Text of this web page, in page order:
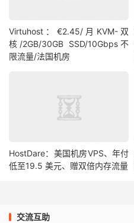
Virtuhost：€2.45/月KVM-双
核/2GB/30GB SSD/10Gbps不
限流量/法国机房
HostDare：美国机房VPS、年付
低至19.5 美元、赠双倍内存流量
交流互助